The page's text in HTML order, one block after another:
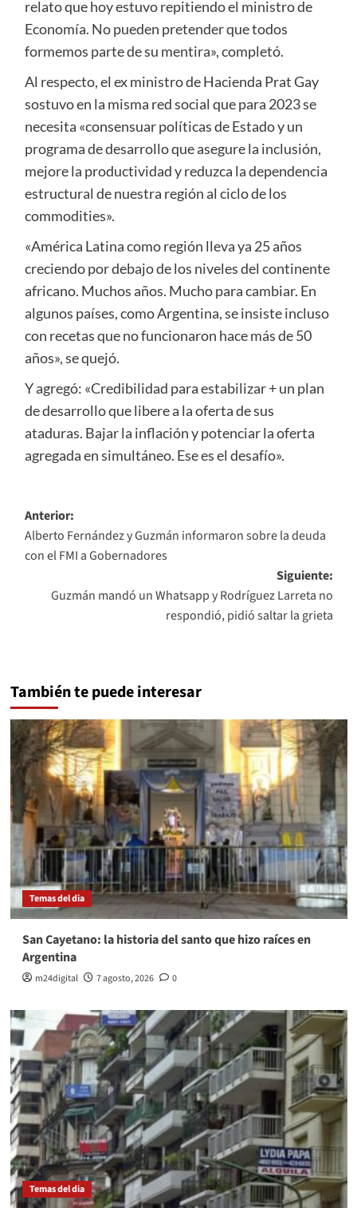
relato que hoy estuvo repitiendo el ministro de
Economía. No pueden pretender que todos
formemos parte de su mentira», completó.
Al respecto, el ex ministro de Hacienda Prat Gay
sostuvo en la misma red social que para 2023 se
necesita «consensuar políticas de Estado y un
programa de desarrollo que asegure la inclusión,
mejore la productividad y reduzca la dependencia
estructural de nuestra región al ciclo de los
commodities».
«América Latina como región lleva ya 25 años
creciendo por debajo de los niveles del continente
africano. Muchos años. Mucho para cambiar. En
algunos países, como Argentina, se insiste incluso
con recetas que no funcionaron hace más de 50
años», se quejó.
Y agregó: «Credibilidad para estabilizar + un plan
de desarrollo que libere a la oferta de sus
ataduras. Bajar la inflación y potenciar la oferta
agregada en simultáneo. Ese es el desafío».
Navegación
de
entradas
Anterior:
Alberto Fernández y Guzmán informaron sobre la deuda
con el FMI a Gobernadores
Siguiente:
Guzmán mandó un Whatsapp y Rodríguez Larreta no
respondió, pidió saltar la grieta
También te puede interesar
Temas del dia
San Cayetano: la historia del santo que hizo raíces en
Argentina
m24digital 7 agosto, 2026 0
Temas del dia